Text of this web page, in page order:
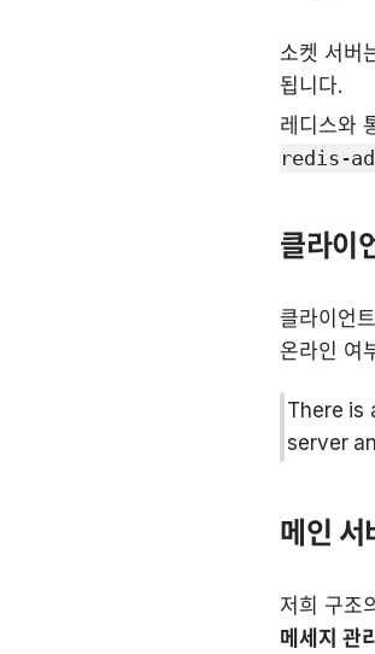
소켓 서버
됩니다.
레디스와
redis-
클라이
클라이언
온라인 여
There is
server
메인 서
저희 구조
메세지 관